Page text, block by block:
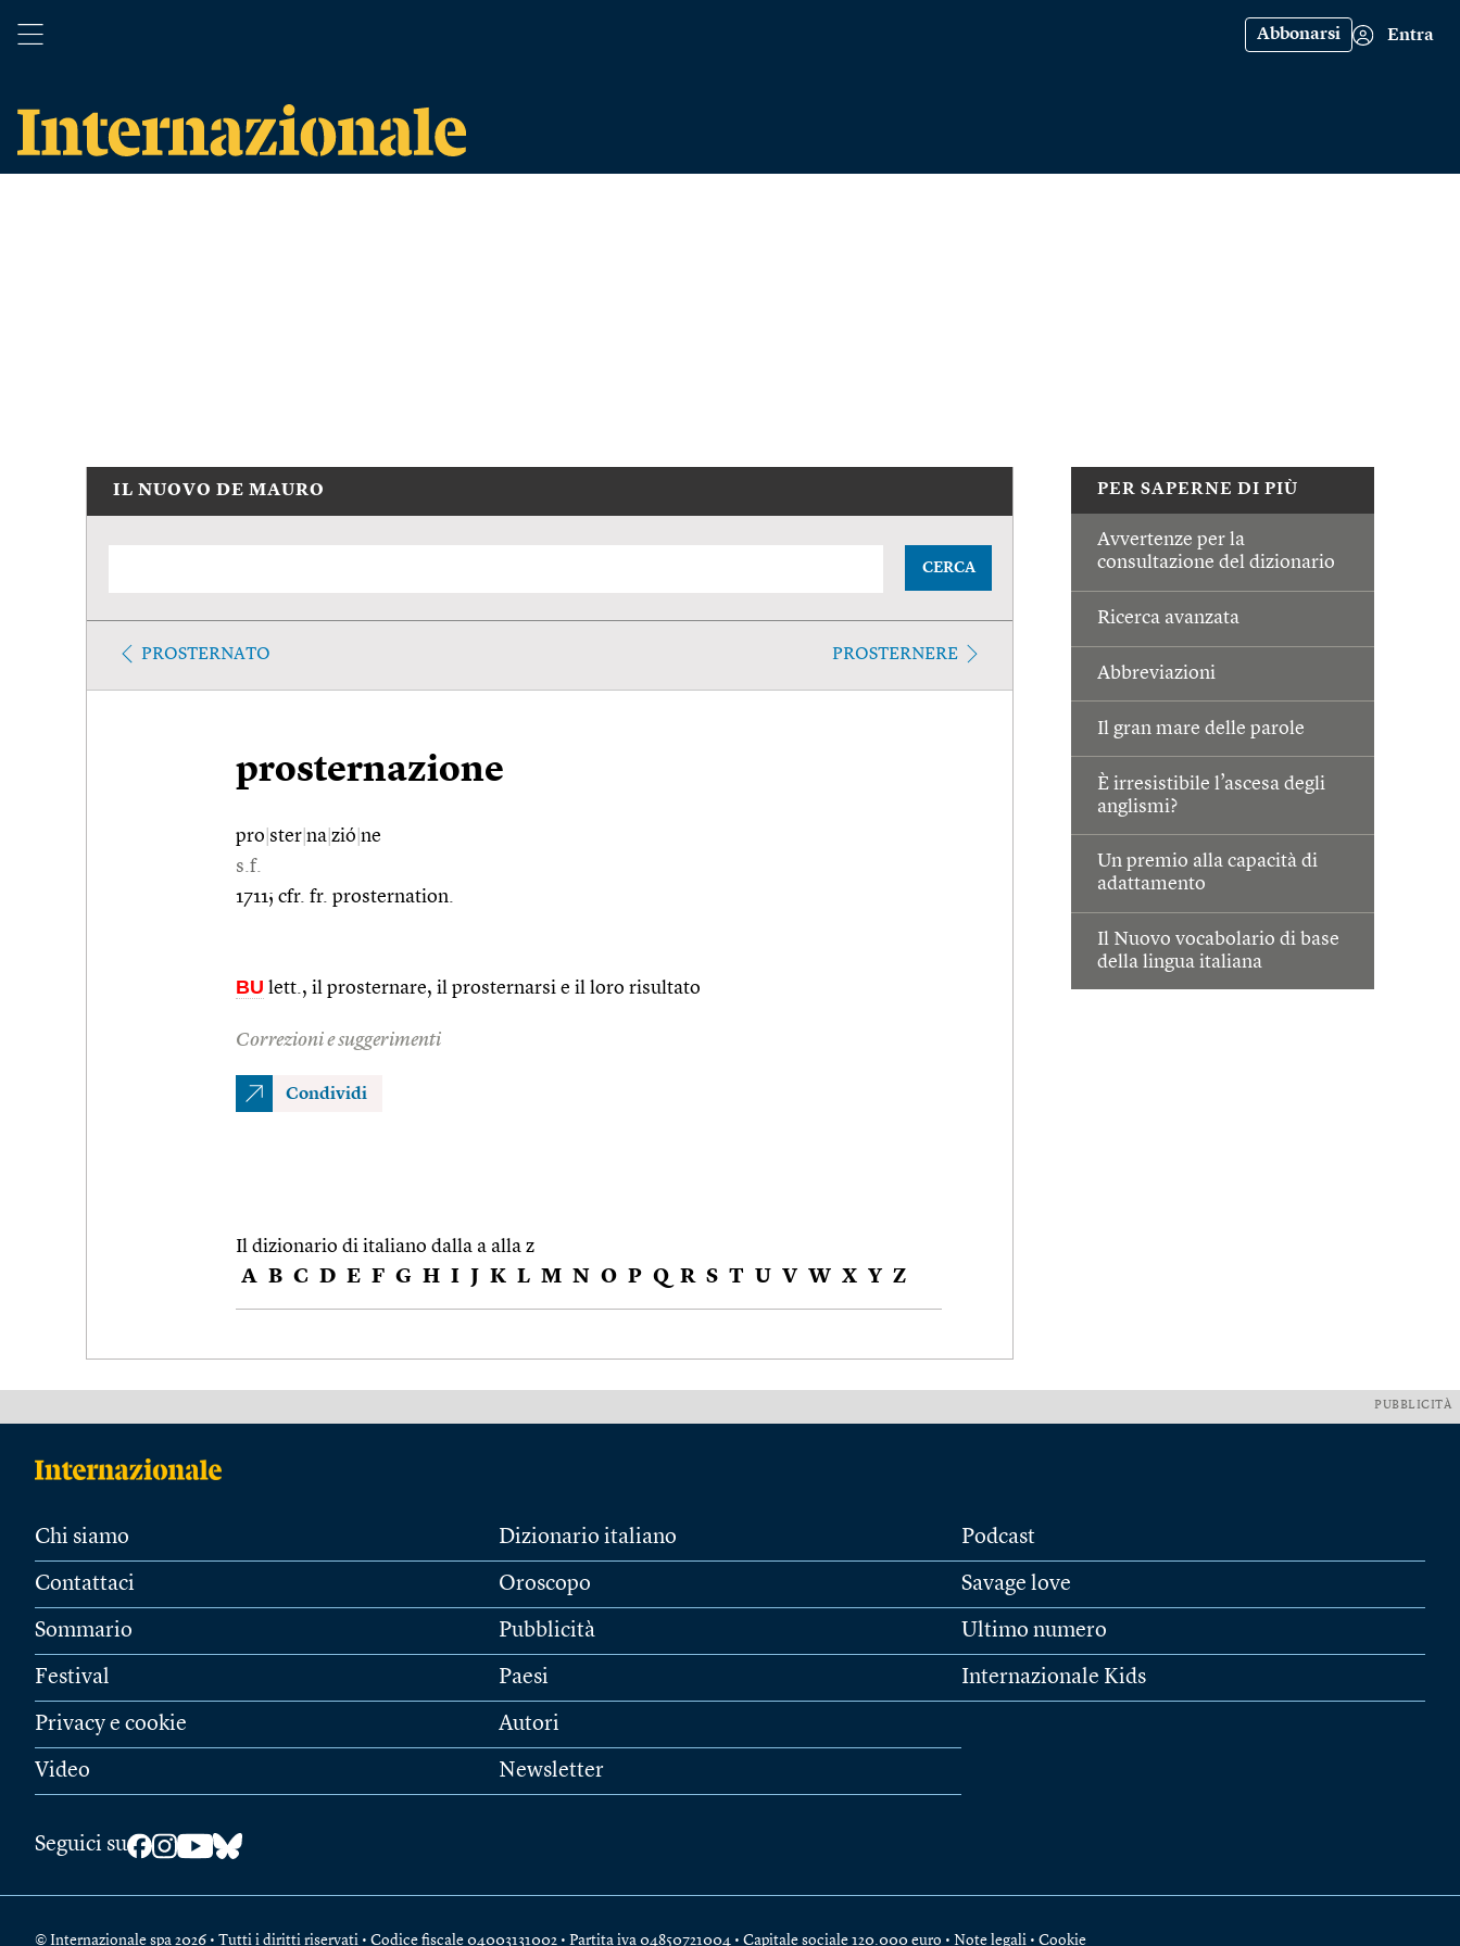
Abbonarsi Entra
PER SAPERNE DI PIÙ
Avvertenze per la
consultazione del dizionario
Ricerca avanzata
Abbreviazioni
Il gran mare delle parole
È irresistibile l’ascesa degli
anglismi?
Un premio alla capacità di
adattamento
Il Nuovo vocabolario di base
della lingua italiana
IL NUOVO DE MAURO
CERCA
PROSTERNATO PROSTERNERE
prosternazione
pro ster na zió ne
s.f.
1711; cfr. fr. prosternation.
BU lett., il prosternare, il prosternarsi e il loro risultato
Correzioni e suggerimenti
Condividi
Il dizionario di italiano dalla a alla z
A B C D E F G H I J K L M N O P Q R S T U V W X Y Z
PUBBLICITÀ
Chi siamo
Contattaci
Sommario
Festival
Privacy e cookie
Video
Dizionario italiano
Oroscopo
Pubblicità
Paesi
Autori
Newsletter
Podcast
Savage love
Ultimo numero
Internazionale Kids
Seguici su
© Internazionale spa 2026 • Tutti i diritti riservati • Codice fiscale 04003131002 • Partita iva 04850721004 • Capitale sociale 120.000 euro • Note legali • Cookie